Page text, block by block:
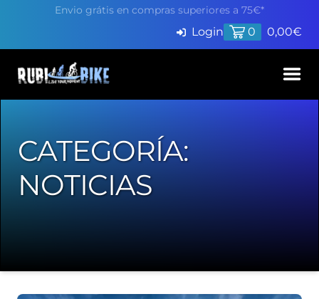
Envio grátis en compras superiores a 75€*
Login 0 0,00€
Productos
Servicios
CATEGORÍA:
NOTICIAS